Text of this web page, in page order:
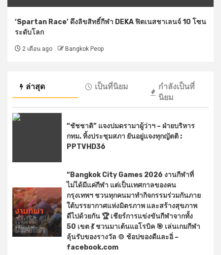
‘Spartan Race’ ดึงลิขสิทธิ์กีฬา DEKA ฟิตเนสชาเลนจ์ 10 โซน
ระดับโลก
2 เดือน ago Bangkok Peop
ล่าสุด เป็นที่นิยม
กำลังเป็นที่
นิยม
“ชัชชาติ” แจงปมดรามาผู้ว่าฯ – ฝ่ายบริหาร
กทม. ทิ้งประชุมสภา ยันอยู่แจงทุกญัตติ :
PPTVHD36
“Bangkok City Games 2026 งานกีฬาที่
ไม่ได้มีแค่กีฬา แต่เป็นเทศกาลของคน
กรุงเทพฯ ชวนทุกคนมาทำกิจกรรมร่วมกันภาย
ใต้บรรยากาศแห่งมิตรภาพ และสร้างสุขภาพ
ดีไปด้วยกัน 🏆 เชียร์การแข่งขันกีฬาจากทั้ง
50 เขต 💃 ชวนมาเต้นแอโรบิค 🎯 เล่นเกมกีฬา
ลุ้นรับของรางวัล 🍲 ช้อปของดีและอิ่ –
facebook.com